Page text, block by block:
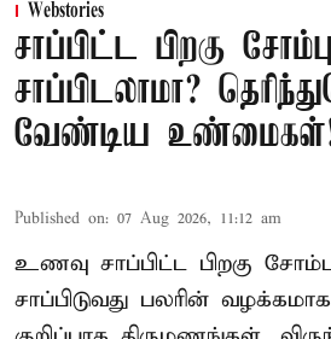
Webstories
சாப்பிட்ட பிறகு
சாப்பிடலாமா?
வேண்டிய
Published on: 07 Aug 2026, 11:12 am
உணவு சாப்பிட்ட பிறகு
சாப்பிடுவது பலரின்